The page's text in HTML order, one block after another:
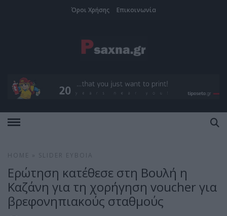
Όροι Χρήσης Επικοινωνία
HOME SLIDER ΕΎΒΟΙΑ
Ερώτηση κατέθεσε στη Βουλή η
Καζάνη για τη χορήγηση voucher για
βρεφονηπιακούς σταθμούς